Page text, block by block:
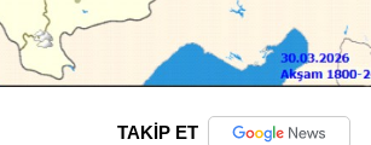
TAKİP ET